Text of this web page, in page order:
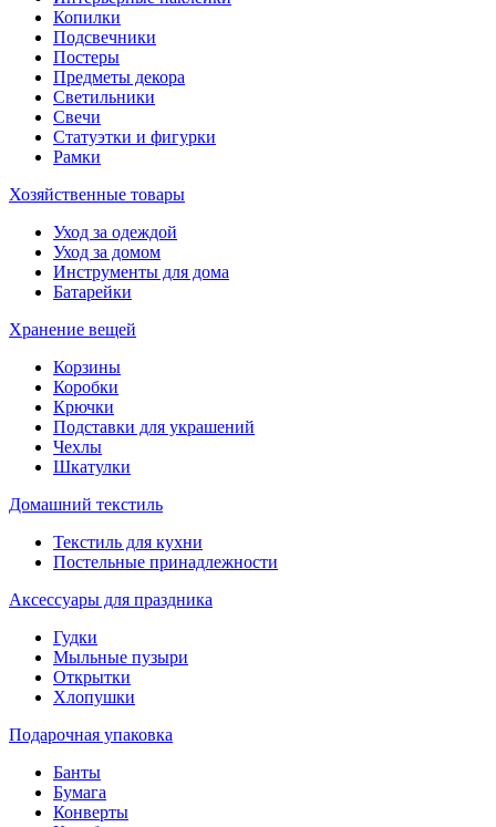
Копилки
Подсвечники
Постеры
Предметы декора
Светильники
Свечи
Статуэтки и фигурки
Рамки
Хозяйственные товары
Уход за одеждой
Уход за домом
Инструменты для дома
Батарейки
Хранение вещей
Корзины
Коробки
Крючки
Подставки для украшений
Чехлы
Шкатулки
Домашний текстиль
Текстиль для кухни
Постельные принадлежности
Аксессуары для праздника
Гудки
Мыльные пузыри
Открытки
Хлопушки
Подарочная упаковка
Банты
Бумага
Конверты